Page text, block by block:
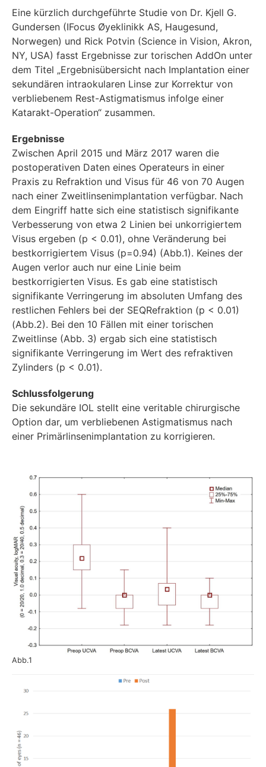
Eine kürzlich durchgeführte Studie von Dr. Kjell G.
Gundersen (IFocus Øyeklinikk AS, Haugesund,
Norwegen) und Rick Potvin (Science in Vision, Akron,
NY, USA) fasst Ergebnisse zur torischen AddOn unter
dem Titel „Ergebnisübersicht nach Implantation einer
sekundären intraokularen Linse zur Korrektur von
verbliebenem Rest-Astigmatismus infolge einer
Katarakt-Operation“ zusammen.
Ergebnisse
Zwischen April 2015 und März 2017 waren die
postoperativen Daten eines Operateurs in einer
Praxis zu Refraktion und Visus für 46 von 70 Augen
nach einer Zweitlinsenimplantation verfügbar. Nach
dem Eingriff hatte sich eine statistisch signifikante
Verbesserung von etwa 2 Linien bei unkorrigiertem
Visus ergeben (p < 0.01), ohne Veränderung bei
bestkorrigiertem Visus (p=0.94) (Abb.1). Keines der
Augen verlor auch nur eine Linie beim
bestkorrigierten Visus. Es gab eine statistisch
signifikante Verringerung im absoluten Umfang des
restlichen Fehlers bei der SEQRefraktion (p < 0.01)
(Abb.2). Bei den 10 Fällen mit einer torischen
Zweitlinse (Abb. 3) ergab sich eine statistisch
signifikante Verringerung im Wert des refraktiven
Zylinders (p < 0.01).
Schlussfolgerung
Die sekundäre IOL stellt eine veritable chirurgische
Option dar, um verbliebenen Astigmatismus nach
einer Primärlinsenimplantation zu korrigieren.
Abb.1